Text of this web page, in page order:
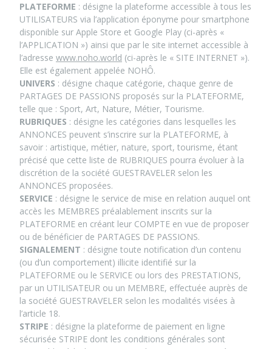
PLATEFORME : désigne la plateforme accessible à tous les
UTILISATEURS via l’application éponyme pour smartphone
disponible sur Apple Store et Google Play (ci-après «
l’APPLICATION ») ainsi que par le site internet accessible à
l’adresse www.noho.world (ci-après le « SITE INTERNET »).
Elle est également appelée NOHÔ.
UNIVERS : désigne chaque catégorie, chaque genre de
PARTAGES DE PASSIONS proposés sur la PLATEFORME,
telle que : Sport, Art, Nature, Métier, Tourisme.
RUBRIQUES : désigne les catégories dans lesquelles les
ANNONCES peuvent s’inscrire sur la PLATEFORME, à
savoir : artistique, métier, nature, sport, tourisme, étant
précisé que cette liste de RUBRIQUES pourra évoluer à la
discrétion de la société GUESTRAVELER selon les
ANNONCES proposées.
SERVICE : désigne le service de mise en relation auquel ont
accès les MEMBRES préalablement inscrits sur la
PLATEFORME en créant leur COMPTE en vue de proposer
ou de bénéficier de PARTAGES DE PASSIONS.
SIGNALEMENT : désigne toute notification d’un contenu
(ou d’un comportement) illicite identifié sur la
PLATEFORME ou le SERVICE ou lors des PRESTATIONS,
par un UTILISATEUR ou un MEMBRE, effectuée auprès de
la société GUESTRAVELER selon les modalités visées à
l’article 18.
STRIPE : désigne la plateforme de paiement en ligne
sécurisée STRIPE dont les conditions générales sont